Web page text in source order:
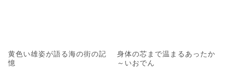
黄色い雄姿が語る海の街の記
憶
身体の芯まで温まるあったか
～いおでん